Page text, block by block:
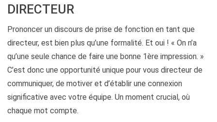
DIRECTEUR
Prononcer un discours de prise de fonction en tant que
directeur, est bien plus qu’une formalité. Et oui ! « On n’a
qu’une seule chance de faire une bonne 1ère impression. »
C’est donc une opportunité unique pour vous directeur de
communiquer, de motiver et d’établir une connexion
significative avec votre équipe. Un moment crucial, où
chaque mot compte.